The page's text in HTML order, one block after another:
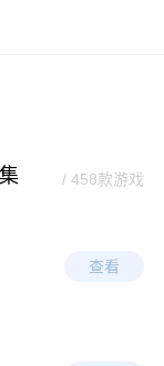
/ 458款游戏
查看